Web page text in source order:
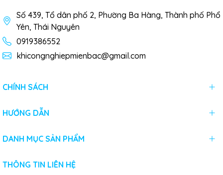
Số 439, Tổ dân phố 2, Phường Ba Hàng, Thành phố Phổ
Yên, Thái Nguyên
0919386552
khicongnghiepmienbac@gmail.com
CHÍNH SÁCH
HƯỚNG DẪN
DANH MỤC SẢN PHẨM
THÔNG TIN LIÊN HỆ